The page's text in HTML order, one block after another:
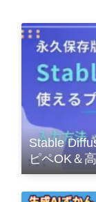
Stable
ピペOK＆
版